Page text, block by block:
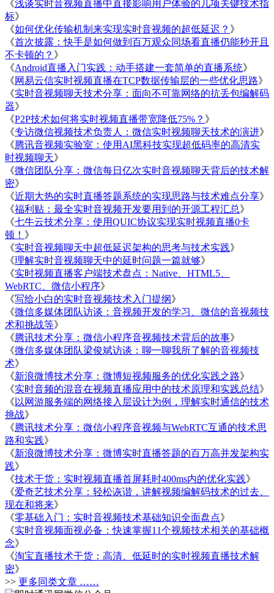
《浅谈实时音视频直播中直接影响用户体验的几项关键技术指
标》
《如何优化传输机制来实现实时音视频的超低延迟？ 》
《首次披露：快手是如何做到百万观众同场看直播仍能秒开且
不卡顿的？ 》
《Android直播入门实践：动手搭建一套简单的直播系统》
《网易云信实时视频直播在TCP数据传输层的一些优化思路》
《实时音视频聊天技术分享：面向不可靠网络的抗丢包编解码
器》
《P2P技术如何将实时视频直播带宽降低75%？ 》
《专访微信视频技术负责人：微信实时视频聊天技术的演进》
《腾讯音视频实验室：使用AI黑科技实现超低码率的高清实
时视频聊天》
《微信团队分享：微信每日亿次实时音视频聊天背后的技术解
密》
《近期大热的实时直播答题系统的实现思路与技术难点分享》
《福利贴：最全实时音视频开发要用到的开源工程汇总》
《七牛云技术分享：使用QUIC协议实现实时视频直播0卡
顿！ 》
《实时音视频聊天中超低延迟架构的思考与技术实践》
《理解实时音视频聊天中的延时问题一篇就够》
《实时视频直播客户端技术盘点：Native、HTML5、
WebRTC、微信小程序》
《写给小白的实时音视频技术入门提纲》
《微信多媒体团队访谈：音视频开发的学习、微信的音视频技
术和挑战等》
《腾讯技术分享：微信小程序音视频技术背后的故事》
《微信多媒体团队梁俊斌访谈：聊一聊我所了解的音视频技
术》
《新浪微博技术分享：微博短视频服务的优化实践之路》
《实时音频的混音在视频直播应用中的技术原理和实践总结》
《 以网游服务端的网络接入层设计为例，理解实时通信的技术
挑战》
《腾讯技术分享：微信小程序音视频与WebRTC互通的技术思
路和实践》
《新浪微博技术分享：微博实时直播答题的百万高并发架构实
践》
《技术干货：实时视频直播首屏耗时400ms内的优化实践》
《爱奇艺技术分享：轻松诙谐，讲解视频编解码技术的过去、
现在和将来》
《零基础入门：实时音视频技术基础知识全面盘点》
《实时音视频面视必备：快速掌握11个视频技术相关的基础概
念》
《淘宝直播技术干货：高清、低延时的实时视频直播技术解
密》
>> 更多同类文章 ……